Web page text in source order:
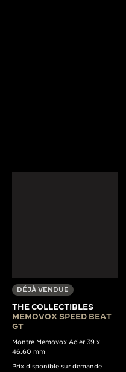
DÉJÀ VENDUE
THE COLLECTIBLES
MEMOVOX SPEED BEAT
GT
Montre Memovox Acier 39 x
46.60 mm
Prix disponible sur demande